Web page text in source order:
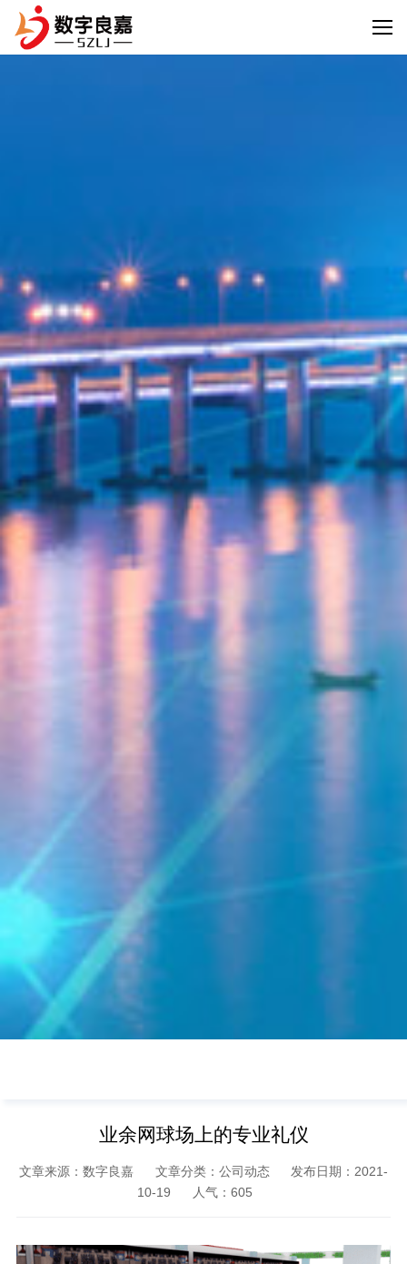
业余网球场上的专业礼仪
文章来源：数字良嘉 文章分类：公司动态
发布日期：2021-
10-19
人气： 605